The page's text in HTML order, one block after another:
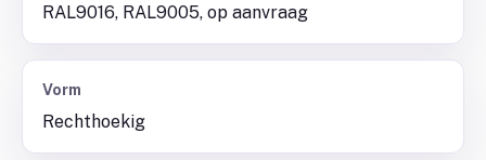
RAL9016, RAL9005, op aanvraag
Vorm
Rechthoekig